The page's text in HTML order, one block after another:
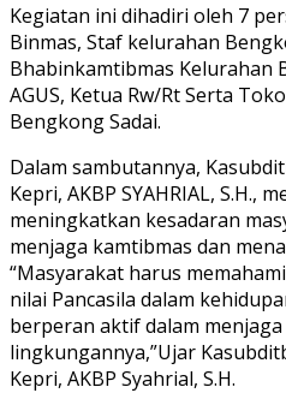
Kegiatan ini dihadiri oleh 7
Binmas, Staf kelurahan
Bhabinkamtibmas Kelurahan
AGUS, Ketua Rw/Rt Serta
Bengkong Sadai.
Dalam sambutannya,
Kepri, AKBP SYAHRIAL, S.H.,
meningkatkan kesadaran
menjaga kamtibmas dan
“Masyarakat harus
nilai Pancasila dalam
berperan aktif dalam
lingkungannya,”Ujar
Kepri, AKBP Syahrial, S.H.